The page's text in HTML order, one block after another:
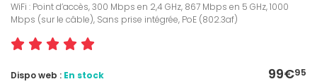
WiFi : Point d’accès, 300 Mbps en 2,4 GHz, 867 Mbps en 5 GHz, 1000
Mbps (sur le câble), Sans prise intégrée, PoE (802.3af)
99€95
Dispo web : En stock